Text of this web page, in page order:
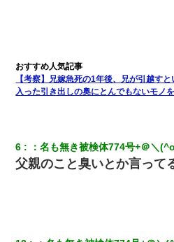
友人「酒の勢いで女先輩をホテルに
「…」
彼氏の家に泊まる事になり、ゲーム
と電気を消すとミシッって音が…彼
よくドアを開けるとなんと…
【考察】兄嫁急死の1年後、兄が引越す
入った引き出しの奥にとんでもないモノ
6 ：名も無き被検体774号+＠＼
父親のこと臭いとか言って